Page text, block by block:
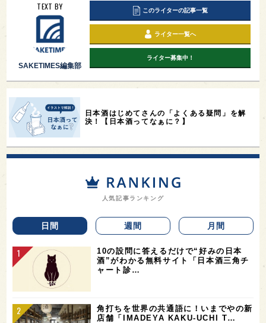
TEXT BY
SAKETIMES編集部
このライターの記事一覧
ライター一覧へ
ライター募集中！
日本酒はじめてさんの「よくある疑問」を解
決！【日本酒ってなぁに？】
人気記事ランキング
日間 週間 月間
10の設問に答えるだけで“好みの日本
酒”がわかる無料サイト「日本酒三角チ
ャート診…
角打ちを世界の共通語に！いまでやの新
店舗「IMADEYA KAKU-UCHI T…